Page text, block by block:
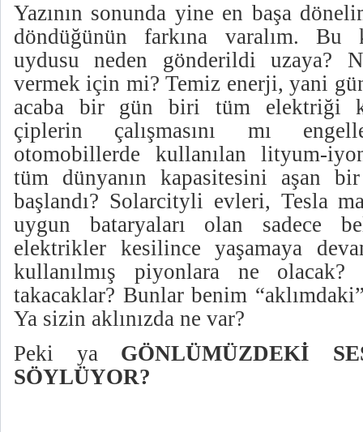
Yazının sonunda yine en başa
döndüğünün farkına varalım.
uydusu neden gönderildi uzaya?
vermek için mi? Temiz enerji, yani
acaba bir gün biri tüm elektriği
çiplerin çalışmasını mı
otomobillerde kullanılan lityum-
tüm dünyanın kapasitesini aşan
başlandı? Solarcityli evleri, Tesla
uygun bataryaları olan sadece
elektrikler kesilince yaşamaya
kullanılmış piyonlara ne olacak?
takacaklar? Bunlar benim
Ya sizin aklınızda ne var?
Peki ya GÖNLÜMÜZDEKİ
SÖYLÜYOR?